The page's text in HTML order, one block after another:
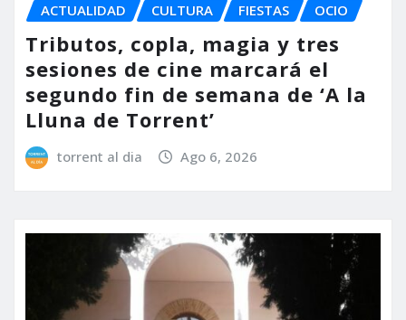
ACTUALIDAD CULTURA FIESTAS OCIO
Tributos, copla, magia y tres
sesiones de cine marcará el
segundo fin de semana de ‘A la
Lluna de Torrent’
torrent al dia Ago 6, 2026